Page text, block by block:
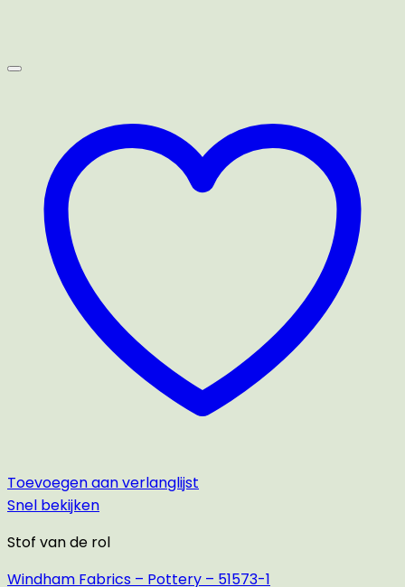
Toevoegen aan verlanglijst
Snel bekijken
Stof van de rol
Windham Fabrics – Pottery – 51573-1